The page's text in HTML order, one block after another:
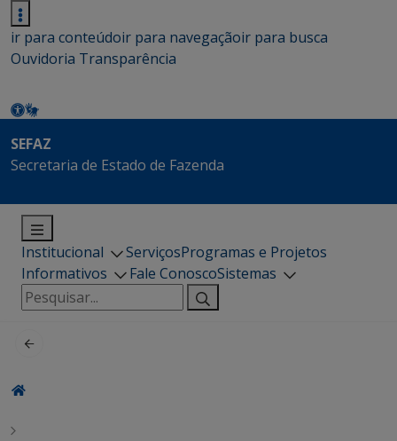
ir para conteúdoir para navegaçãoir para busca
Ouvidoria Transparência
SEFAZ
Secretaria de Estado de Fazenda
Institucional ServiçosProgramas e Projetos
Informativos
Fale ConoscoSistemas
Pesquisar
por: